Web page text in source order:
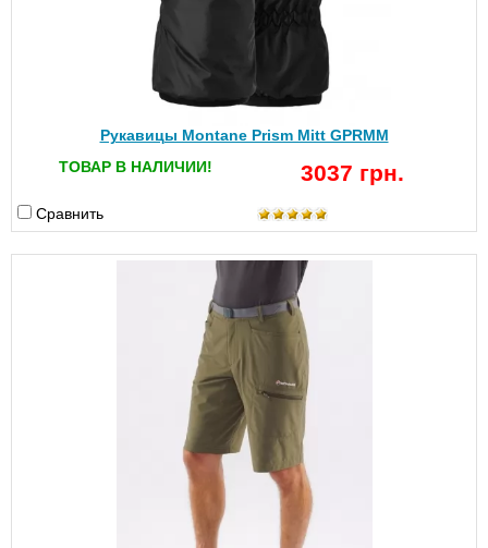
Рукавицы Montane Prism Mitt GPRMM
ТОВАР В НАЛИЧИИ!
3037 грн.
Сравнить